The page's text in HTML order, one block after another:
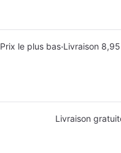
Prix le plus bas·Livraison
Livraison